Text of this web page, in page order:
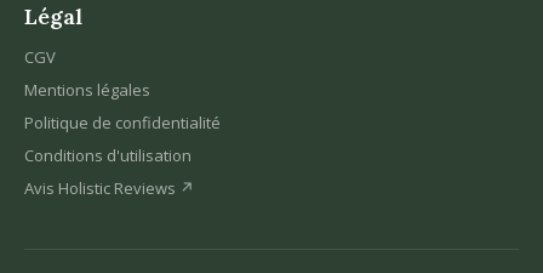
Légal
CGV
Mentions légales
Politique de confidentialité
Conditions d'utilisation
Avis Holistic Reviews ↗